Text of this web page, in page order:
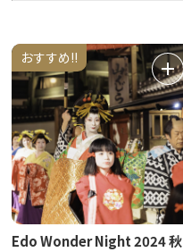
おすすめ!!
Edo Wonder Night 2024 秋